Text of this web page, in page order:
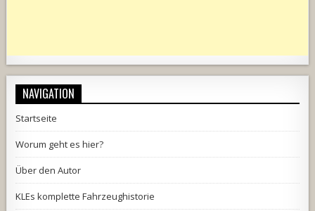
NAVIGATION
Startseite
Worum geht es hier?
Über den Autor
KLEs komplette Fahrzeughistorie